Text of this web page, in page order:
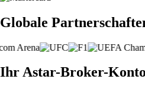
Globale
Ihr Astar-Broker-